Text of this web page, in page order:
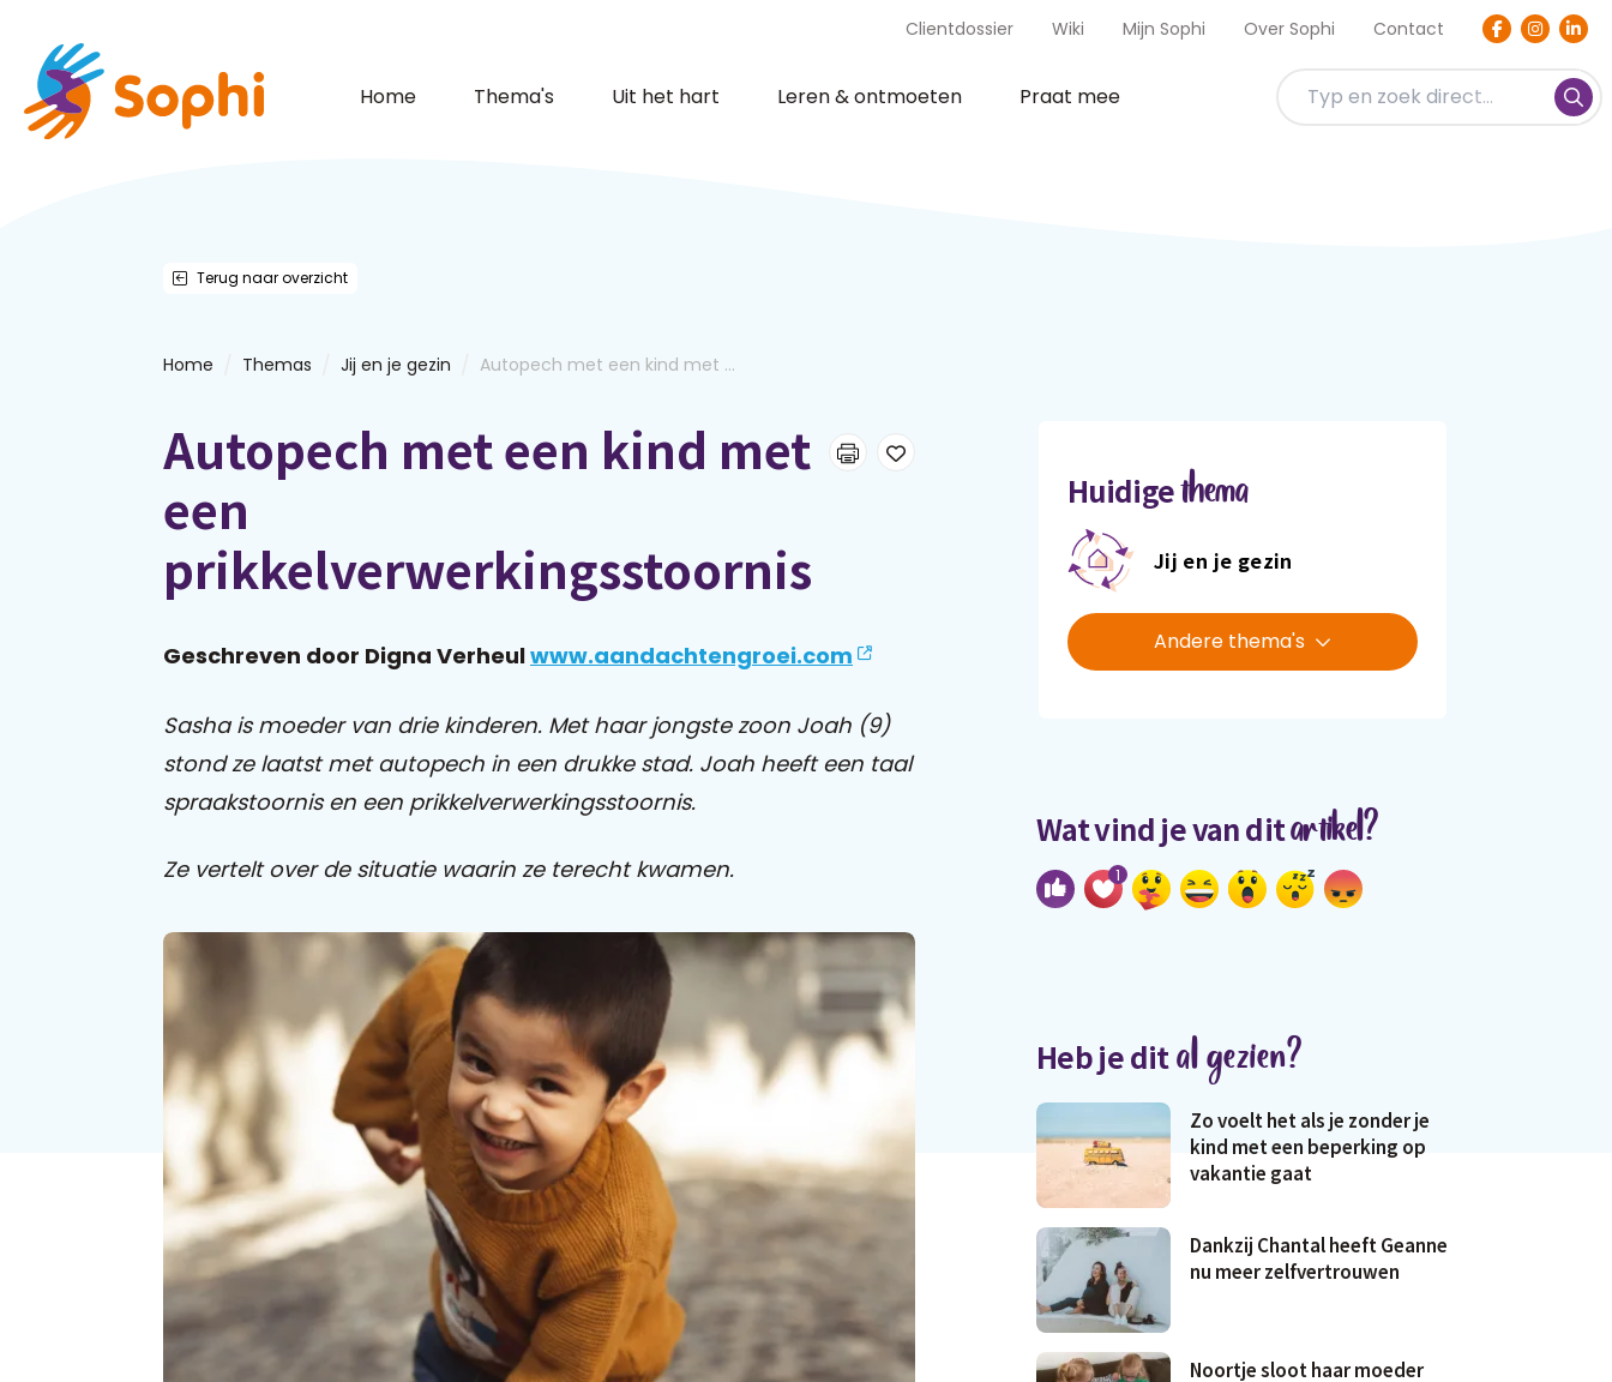
Clientdossier Wiki Mijn Sophi Over Sophi Contact
Home Thema's Uit het hart Leren & ontmoeten Praat mee
Terug naar overzicht
Home Themas Jij en je gezin Autopech met een kind met ...
Autopech met een kind met
een
prikkelverwerkingsstoornis
Geschreven door Digna Verheulwww.aandachtengroei.com
Sasha is moeder van drie kinderen. Met haar jongste zoon Joah (9)
stond ze laatst met autopech in een drukke stad. Joah heeft een taal
spraakstoornis en een prikkelverwerkingsstoornis.
Ze vertelt over de situatie waarin ze terecht kwamen.
Huidigethema
Jij en je gezin
Andere thema's
Wat vind je van ditartikel?
1
Heb je dital gezien?
Zo voelt het als je zonder je
kind met een beperking op
vakantie gaat
Dankzij Chantal heeft Geanne
nu meer zelfvertrouwen
Noortje sloot haar moeder